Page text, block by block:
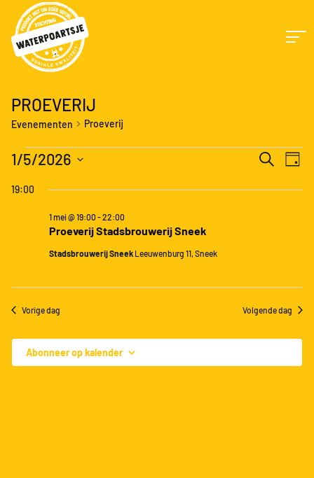
PROEVERIJ
Evenementen Proeverij
EVENEMENTEN
IN
MEI,
ZOEKEN
Zoeken
Dag
1/5/2026
19:00
Proeverij Stadsbrouwerij Sneek
1 mei @ 19:00 -22:00
Stadsbrouwerij Sneek Leeuwenburg 11, Sneek
Vorige dag Volgende dag
Abonneer op kalender